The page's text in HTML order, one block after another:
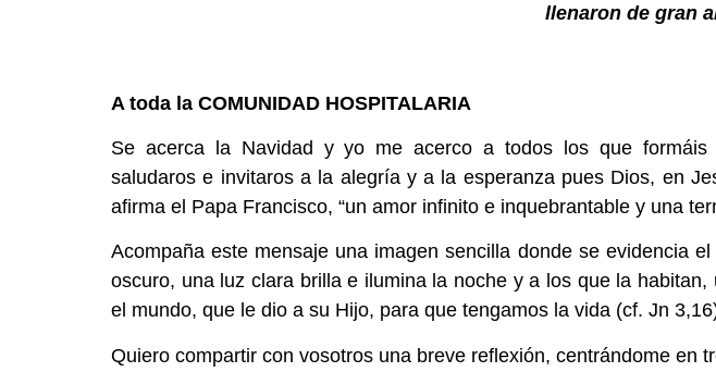
llenaron de gran
A toda la COMUNIDAD HOSPITALARIA
Se acerca la Navidad y yo me acerco a todos los que formáis
saludaros e invitaros a la alegría y a la esperanza pues Dios, en
afirma el Papa Francisco, “un amor infinito e inquebrantable y una
Acompaña este mensaje una imagen sencilla donde se evidencia
oscuro, una luz clara brilla e ilumina la noche y a los que la habitan,
el mundo, que le dio a su Hijo, para que tengamos la vida (cf. Jn
Quiero compartir con vosotros una breve reflexión, centrándome en